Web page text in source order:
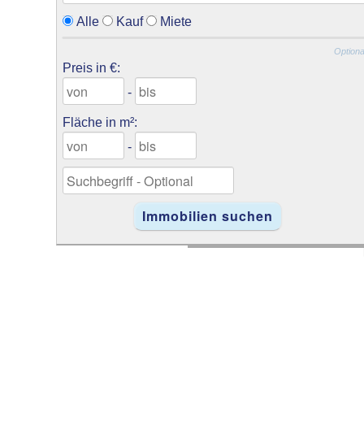
Alle Kauf Miete
Preis in €:
-
Fläche in m²:
-